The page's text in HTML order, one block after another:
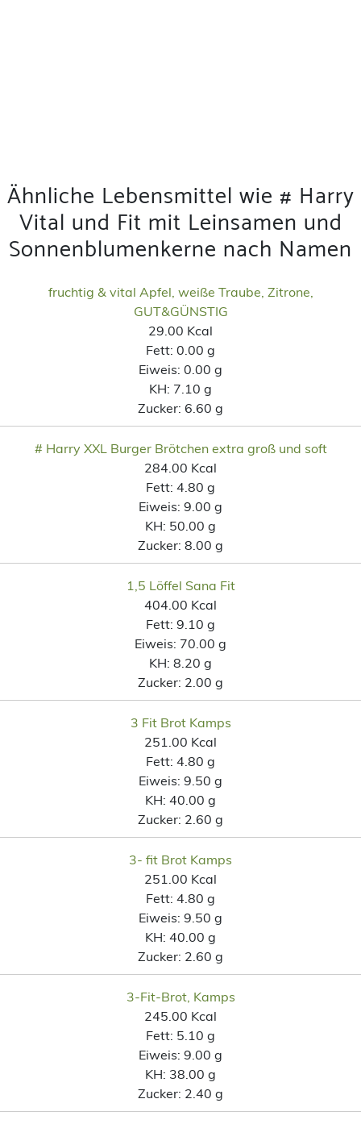
Ähnliche Lebensmittel wie # Harry
Vital und Fit mit Leinsamen und
Sonnenblumenkerne nach Namen
fruchtig & vital Apfel, weiße Traube, Zitrone,
GUT&GÜNSTIG
29.00 Kcal
Fett: 0.00 g
Eiweis: 0.00 g
KH: 7.10 g
Zucker: 6.60 g
# Harry XXL Burger Brötchen extra groß und soft
284.00 Kcal
Fett: 4.80 g
Eiweis: 9.00 g
KH: 50.00 g
Zucker: 8.00 g
1,5 Löffel Sana Fit
404.00 Kcal
Fett: 9.10 g
Eiweis: 70.00 g
KH: 8.20 g
Zucker: 2.00 g
3 Fit Brot Kamps
251.00 Kcal
Fett: 4.80 g
Eiweis: 9.50 g
KH: 40.00 g
Zucker: 2.60 g
3- fit Brot Kamps
251.00 Kcal
Fett: 4.80 g
Eiweis: 9.50 g
KH: 40.00 g
Zucker: 2.60 g
3-Fit-Brot, Kamps
245.00 Kcal
Fett: 5.10 g
Eiweis: 9.00 g
KH: 38.00 g
Zucker: 2.40 g